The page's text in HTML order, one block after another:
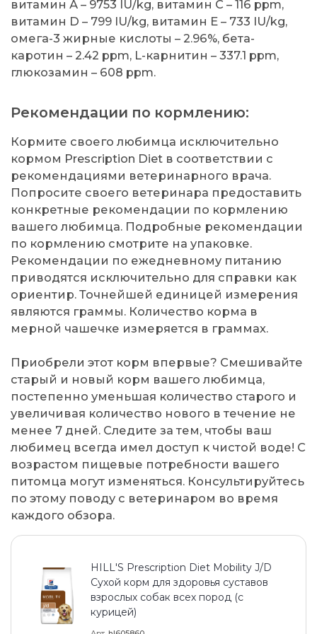
витамин А – 9753 IU/kg, витамин С – 116 ppm,
витамин D – 799 IU/kg, витамин Е – 733 IU/kg,
омега-3 жирные кислоты – 2.96%, бета-
каротин – 2.42 ppm, L-карнитин – 337.1 ppm,
глюкозамин – 608 ppm.
Рекомендации по кормлению:
Кормите своего любимца исключительно
кормом Prescription Diet в соответствии с
рекомендациями ветеринарного врача.
Попросите своего ветеринара предоставить
конкретные рекомендации по кормлению
вашего любимца. Подробные рекомендации
по кормлению смотрите на упаковке.
Рекомендации по ежедневному питанию
приводятся исключительно для справки как
ориентир. Точнейшей единицей измерения
являются граммы. Количество корма в
мерной чашечке измеряется в граммах.
Приобрели этот корм впервые? Смешивайте
старый и новый корм вашего любимца,
постепенно уменьшая количество старого и
увеличивая количество нового в течение не
менее 7 дней. Следите за тем, чтобы ваш
любимец всегда имел доступ к чистой воде! С
возрастом пищевые потребности вашего
питомца могут изменяться. Консультируйтесь
по этому поводу с ветеринаром во время
каждого обзора.
HILL'S Prescription Diet Mobility J/D
Сухой корм для здоровья суставов
взрослых собак всех пород (с
курицей)